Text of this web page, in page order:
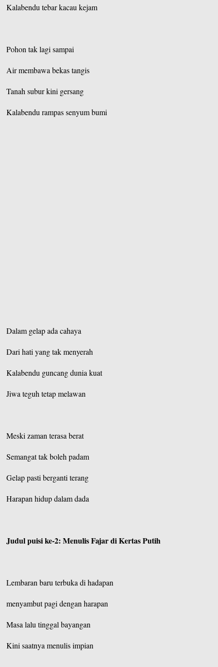
Kalabendu tebar kacau kejam
Pohon tak lagi sampai
Air membawa bekas tangis
Tanah subur kini gersang
Kalabendu rampas senyum bumi
Dalam gelap ada cahaya
Dari hati yang tak menyerah
Kalabendu guncang dunia kuat
Jiwa teguh tetap melawan
Meski zaman terasa berat
Semangat tak boleh padam
Gelap pasti berganti terang
Harapan hidup dalam dada
Judul puisi ke-2: Menulis Fajar di Kertas Putih
Lembaran baru terbuka di hadapan
menyambut pagi dengan harapan
Masa lalu tinggal bayangan
Kini saatnya menulis impian